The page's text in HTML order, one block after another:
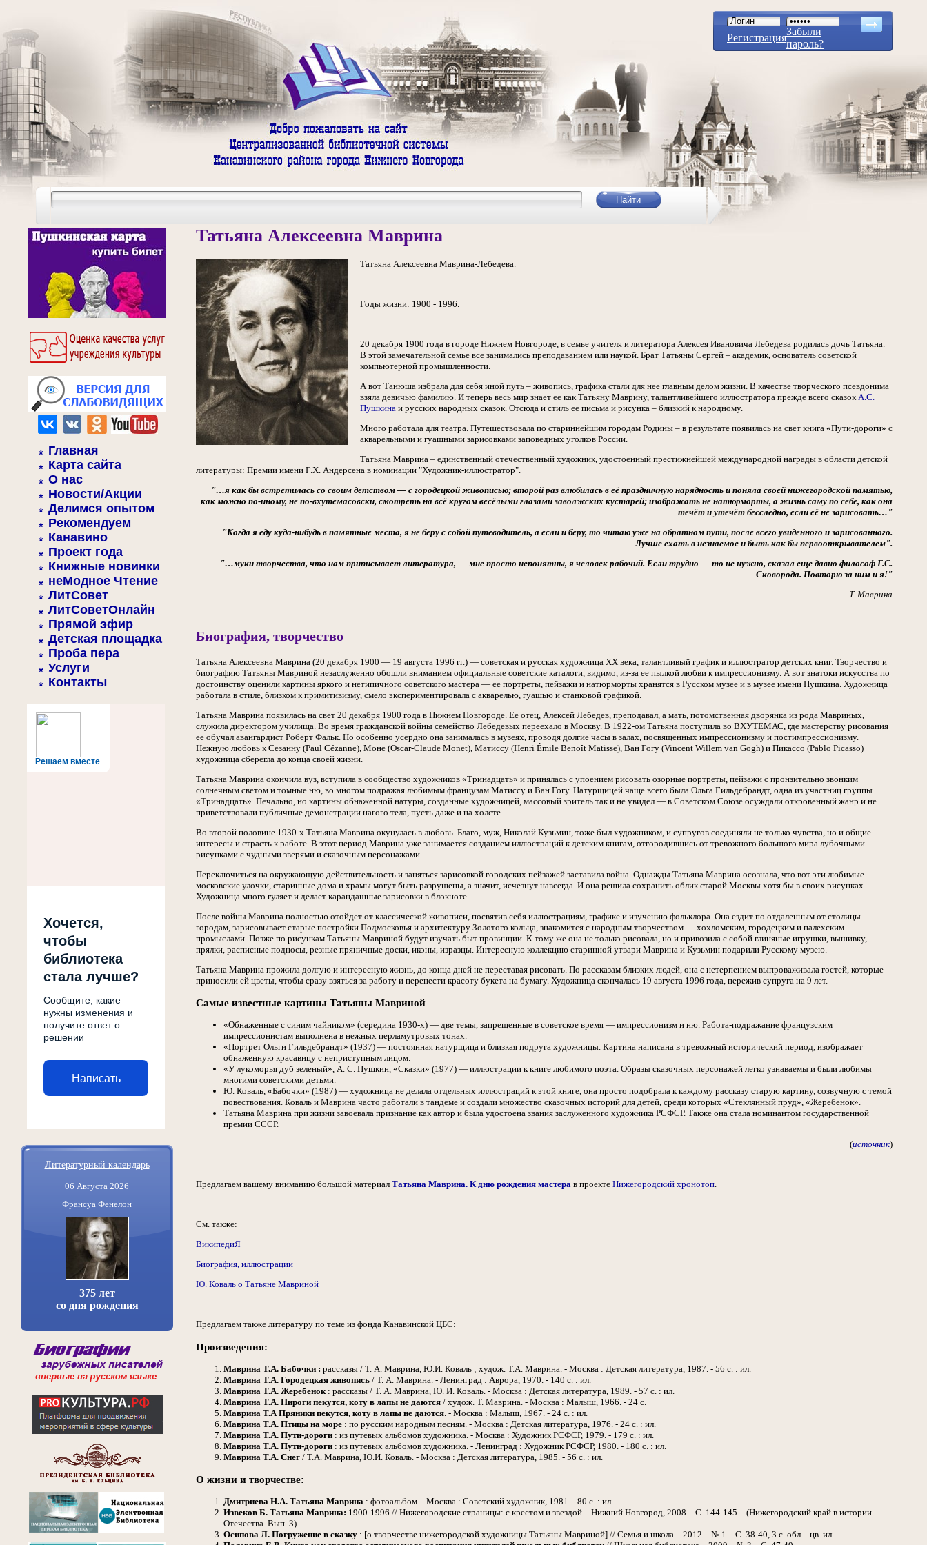
Регистрация
Забыли
пароль?
Главная
Карта сайта
О нас
Новости/Акции
Делимся опытом
Рекомендуем
Канавино
Проект года
Книжные новинки
неМодное Чтение
ЛитСовет
ЛитСоветОнлайн
Прямой эфир
Детская площадка
Проба пера
Услуги
Контакты
Решаем вместе
Хочется,
чтобы
библиотека
стала лучше?
Сообщите, какие
нужны изменения и
получите ответ о
решении
Написать
Литературный календарь
06 Августа 2026
Франсуа Фенелон
375 лет
со дня рождения
Татьяна Алексеевна Маврина
Татьяна Алексеевна Маврина-Лебедева.
Годы жизни: 1900 - 1996.
20 декабря 1900 года в городе Нижнем Новгороде, в семье учителя и литератора Алексея Ивановича Лебедева родилась дочь Татьяна.
В этой замечательной семье все занимались преподаванием или наукой. Брат Татьяны Сергей – академик, основатель советской
компьютерной промышленности.
А вот Танюша избрала для себя иной путь – живопись, графика стали для нее главным делом жизни. В качестве творческого псевдонима
взяла девичью фамилию. И теперь весь мир знает ее как Татьяну Маврину, талантливейшего иллюстратора прежде всего сказокА.С.
Пушкина и русских народных сказок. Отсюда и стиль ее письма и рисунка – близкий к народному.
Много работала для театра. Путешествовала по стариннейшим городам Родины – в результате появилась на свет книга «Пути-дороги» с
акварельными и гуашными зарисовками заповедных уголков России.
Татьяна Маврина – единственный отечественный художник, удостоенный престижнейшей международной награды в области детской
литературы: Премии имени Г.Х. Андерсена в номинации "Художник-иллюстратор".
"…я как бы встретилась со своим детством — с городецкой живописью; второй раз влюбилась в её праздничную нарядность и поняла своей нижегородской памятью,
как можно по-иному, не по-вхутемасовски, смотреть на всё кругом весёлыми глазами заволжских кустарей; изображать не натюрморты, а жизнь саму по себе, как она
течёт и утечёт бесследно, если её не зарисовать…"
"Когда я еду куда-нибудь в памятные места, я не беру с собой путеводитель, а если и беру, то читаю уже на обратном пути, после всего увиденного и зарисованного.
Лучше ехать в незнаемое и быть как бы первооткрывателем".
"…муки творчества, что нам приписывает литература, — мне просто непонятны, я человек рабочий. Если трудно — то не нужно, сказал еще давно философ Г.С.
Сковорода. Повторю за ним и я!"
Т. Маврина
Биография, творчество
Татьяна Алексеевна Маврина (20 декабря 1900 — 19 августа 1996 гг.) — советская и русская художница ХХ века, талантливый график и иллюстратор детских книг. Творчество и
биографию Татьяны Мавриной незаслуженно обошли вниманием официальные советские каталоги, видимо, из-за ее пылкой любви к импрессионизму. А вот знатоки искусства по
достоинству оценили картины яркого и нетипичного советского мастера — ее портреты, пейзажи и натюрморты хранятся в Русском музее и в музее имени Пушкина. Художница
работала в стиле, близком к примитивизму, смело экспериментировала с акварелью, гуашью и станковой графикой.
Татьяна Маврина появилась на свет 20 декабря 1900 года в Нижнем Новгороде. Ее отец, Алексей Лебедев, преподавал, а мать, потомственная дворянка из рода Мавриных,
служила директором училища. Во время гражданской войны семейство Лебедевых переехало в Москву. В 1922-ом Татьяна поступила во ВХУТЕМАС, где мастерству рисования
ее обучал авангардист Роберт Фальк. Но особенно усердно она занималась в музеях, проводя долгие часы в залах, посвященных импрессионизму и постимпрессионизму.
Нежную любовь к Сезанну (Paul Cézanne), Моне (Oscar-Claude Monet), Матиссу (Henri Émile Benoît Matisse), Ван Гогу (Vincent Willem van Gogh) и Пикассо (Pablo Picasso)
художница сберегла до конца своей жизни.
Татьяна Маврина окончила вуз, вступила в сообщество художников «Тринадцать» и принялась с упоением рисовать озорные портреты, пейзажи с пронзительно звонким
солнечным светом и томные ню, во многом подражая любимым французам Матиссу и Ван Гогу. Натурщицей чаще всего была Ольга Гильдебрандт, одна из участниц группы
«Тринадцать». Печально, но картины обнаженной натуры, созданные художницей, массовый зритель так и не увидел — в Советском Союзе осуждали откровенный жанр и не
приветствовали публичные демонстрации нагого тела, пусть даже и на холсте.
Во второй половине 1930-х Татьяна Маврина окунулась в любовь. Благо, муж, Николай Кузьмин, тоже был художником, и супругов соединяли не только чувства, но и общие
интересы и страсть к работе. В этот период Маврина уже занимается созданием иллюстраций к детским книгам, отгородившись от тревожного большого мира лубочными
рисунками с чудными зверями и сказочным персонажами.
Переключиться на окружающую действительность и заняться зарисовкой городских пейзажей заставила война. Однажды Татьяна Маврина осознала, что вот эти любимые
московские улочки, старинные дома и храмы могут быть разрушены, а значит, исчезнут навсегда. И она решила сохранить облик старой Москвы хотя бы в своих рисунках.
Художница много гуляет и делает карандашные зарисовки в блокноте.
После войны Маврина полностью отойдет от классической живописи, посвятив себя иллюстрациям, графике и изучению фольклора. Она ездит по отдаленным от столицы
городам, зарисовывает старые постройки Подмосковья и архитектуру Золотого кольца, знакомится с народным творчеством — хохломским, городецким и палехским
промыслами. Позже по рисункам Татьяны Мавриной будут изучать быт провинции. К тому же она не только рисовала, но и привозила с собой глиняные игрушки, вышивку,
прялки, расписные подносы, резные пряничные доски, иконы, изразцы. Интересную коллекцию старинной утвари Маврина и Кузьмин подарили Русскому музею.
Татьяна Маврина прожила долгую и интересную жизнь, до конца дней не переставая рисовать. По рассказам близких людей, она с нетерпением выпроваживала гостей, которые
приносили ей цветы, чтобы сразу взяться за работу и перенести красоту букета на бумагу. Художница скончалась 19 августа 1996 года, пережив супруга на 9 лет.
Самые известные картины Татьяны Мавриной
«Обнаженные с синим чайником» (середина 1930-х) — две темы, запрещенные в советское время — импрессионизм и ню. Работа-подражание французским
импрессионистам выполнена в нежных перламутровых тонах.
«Портрет Ольги Гильдебрандт» (1937) — постоянная натурщица и близкая подруга художницы. Картина написана в тревожный исторический период, изображает
обнаженную красавицу с неприступным лицом.
«У лукоморья дуб зеленый», А. С. Пушкин, «Сказки» (1977) — иллюстрации к книге любимого поэта. Образы сказочных персонажей легко узнаваемы и были любимы
многими советскими детьми.
Ю. Коваль, «Бабочки» (1987) — художница не делала отдельных иллюстраций к этой книге, она просто подобрала к каждому рассказу старую картину, созвучную с темой
повествования. Коваль и Маврина часто работали в тандеме и создали множество сказочных историй для детей, среди которых «Стеклянный пруд», «Жеребенок».
Татьяна Маврина при жизни завоевала признание как автор и была удостоена звания заслуженного художника РСФСР. Также она стала номинантом государственной
премии СССР.
(источник)
Предлагаем вашему вниманию большой материал Татьяна Маврина. К дню рождения мастера в проекте Нижегородский хронотоп.
См. также:
ВикипедиЯ
Биография, иллюстрации
Ю. Коваль о Татьяне Мавриной
Предлагаем также литературу по теме из фонда Канавинской ЦБС:
Произведения:
Маврина Т.А. Бабочки : рассказы / Т. А. Маврина, Ю.И. Коваль ; худож. Т.А. Маврина. - Москва : Детская литература, 1987. - 56 с. : ил.
Маврина Т.А. Городецкая живопись / Т. А. Маврина. - Ленинград : Аврора, 1970. - 140 с. : ил.
Маврина Т.А. Жеребенок : рассказы / Т. А. Маврина, Ю. И. Коваль. - Москва : Детская литература, 1989. - 57 с. : ил.
Маврина Т.А. Пироги пекутся, коту в лапы не даются / худож. Т. Маврина. - Москва : Малыш, 1966. - 24 с.
Маврина Т.А Пряники пекутся, коту в лапы не даются . - Москва : Малыш, 1967. - 24 с. : ил.
Маврина Т.А. Птицы на море : по русским народным песням. - Москва : Детская литература, 1976. - 24 с. : ил.
Маврина Т.А. Пути-дороги : из путевых альбомов художника. - Москва : Художник РСФСР, 1979. - 179 с. : ил.
Маврина Т.А. Пути-дороги : из путевых альбомов художника. - Ленинград : Художник РСФСР, 1980. - 180 с. : ил.
Маврина Т.А. Снег / Т.А. Маврина, Ю.И. Коваль. - Москва : Детская литература, 1985. - 56 с. : ил.
О жизни и творчестве:
Дмитриева Н.А. Татьяна Маврина : фотоальбом. - Москва : Советский художник, 1981. - 80 с. : ил.
Извеков Б. Татьяна Маврина: 1900-1996 // Нижегородские страницы: с крестом и звездой. - Нижний Новгород, 2008. - С. 144-145. - (Нижегородский край в истории
Отечества. Вып. 3).
Осипова Л. Погружение в сказку : [о творчестве нижегородской художницы Татьяны Мавриной] // Семья и школа. - 2012. - № 1. - С. 38-40, 3 с. обл. - цв. ил.